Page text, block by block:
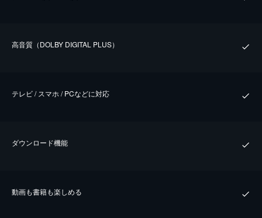
⾼⾳質（DOLBY DIGITAL PLUS）
テレビ / スマホ / PCなどに対応
ダウンロード機能
動画も書籍も楽しめる